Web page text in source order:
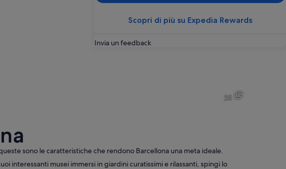
Scopri di più su Expedia Rewards
Invia un feedback
Paesaggio costiero urbano con edifici densi, una torre importante e
Paesaggio urbano con una
25
sono le caratteristiche che rendono Barcellona una meta ideale.
interessanti musei immersi in giardini curatissimi e rilassanti, spingi lo